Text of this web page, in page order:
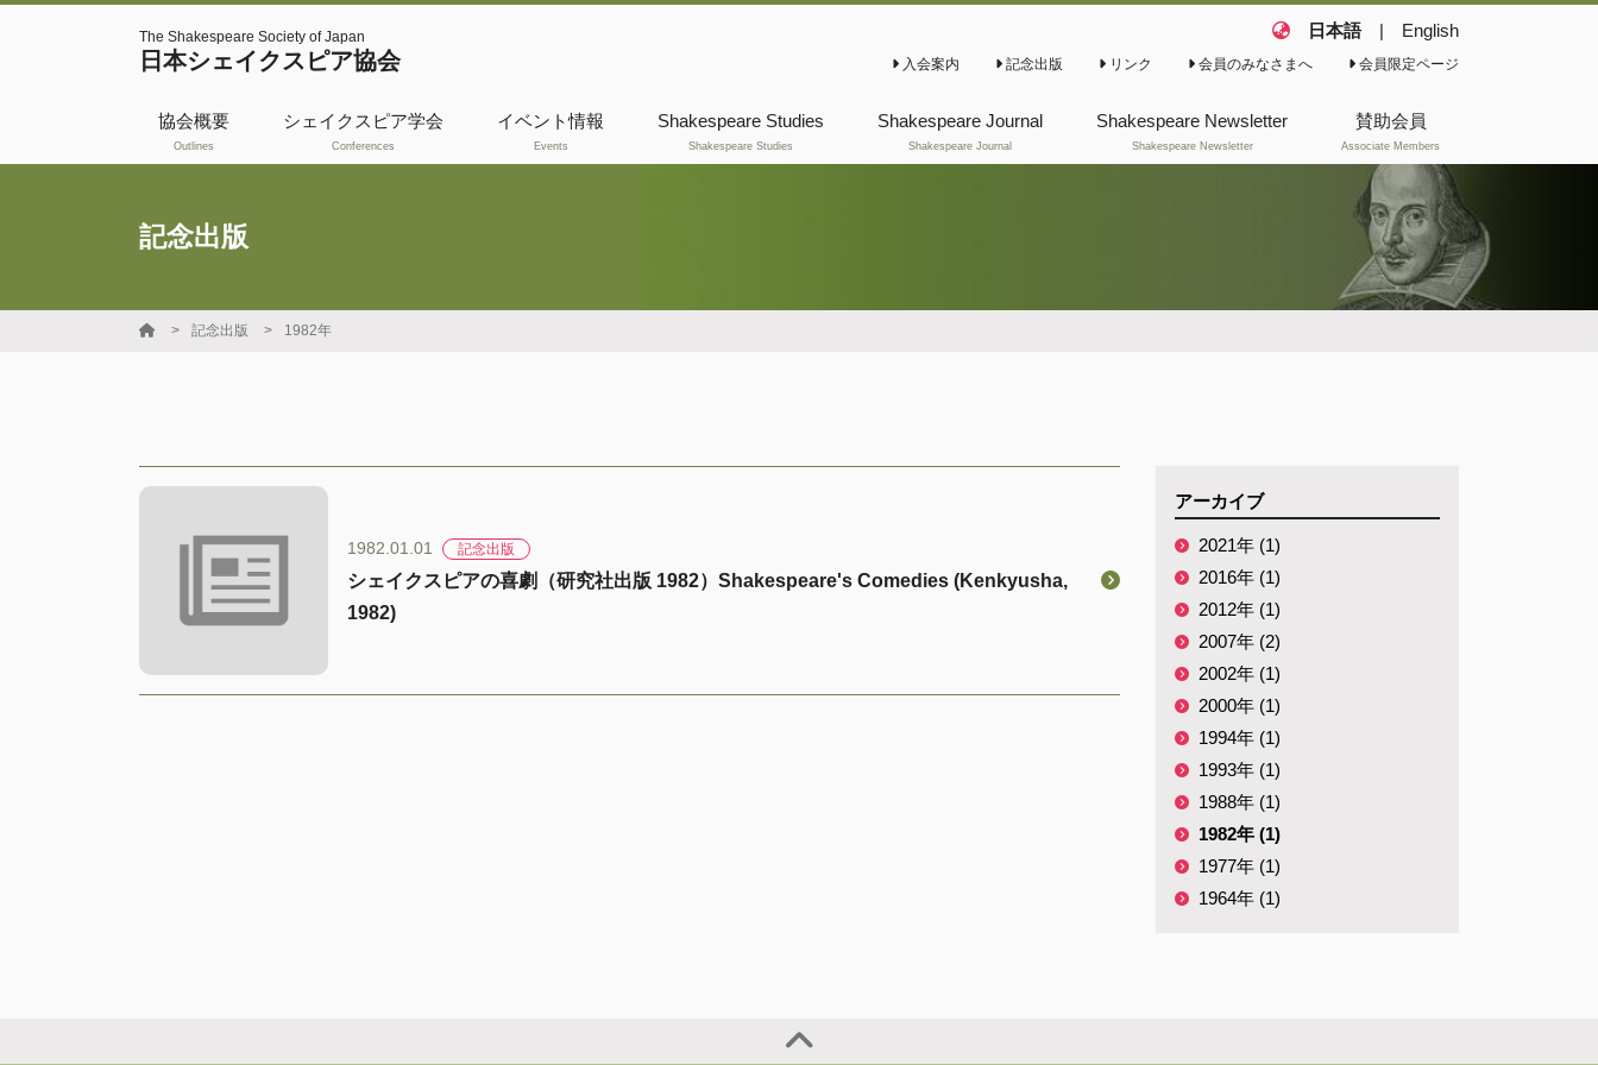
The Shakespeare Society of Japan
日本シェイクスピア協会 入会案内 記念出版 リンク 会員のみなさまへ 会員限定ページ
日本語 | English
協会概要
Outlines
共催・後援
国際交流フェロー
シップ
シェイクスピア学会
Conferences
イベント情報
Events
Shakespeare Studies
Shakespeare Studies
Shakespeare Journal
Shakespeare Journal
Shakespeare Newsletter
Shakespeare Newsletter
賛助会員
Associate Members
記念出版
記念出版 1982年
1982.01.01 記念出版
シェイクスピアの喜劇（研究社出版 1982）Shakespeare's Comedies (Kenkyusha,
1982)
アーカイブ
2021年 (1)
2016年 (1)
2012年 (1)
2007年 (2)
2002年 (1)
2000年 (1)
1994年 (1)
1993年 (1)
1988年 (1)
1982年 (1)
1977年 (1)
1964年 (1)